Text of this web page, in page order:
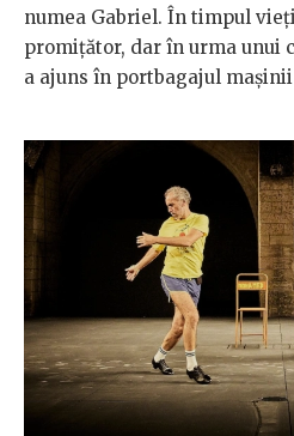
numea Gabriel. În timpul
promițător, dar în urma unui
a ajuns în portbagajul